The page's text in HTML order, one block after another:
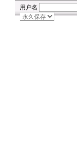
用户名